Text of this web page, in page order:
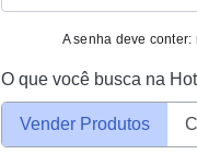
A senha deve
O que você busca na
Vender Produtos